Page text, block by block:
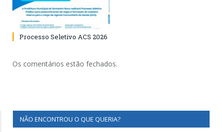
Processo Seletivo ACS 2026
Os comentários estão fechados.
NÃO ENCONTROU O QUE QUERIA?